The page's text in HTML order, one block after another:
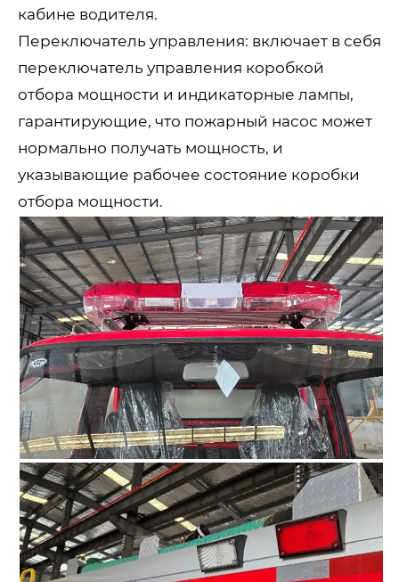
кабине водителя.
Переключатель управления: включает в себя
переключатель управления коробкой
отбора мощности и индикаторные лампы,
гарантирующие, что пожарный насос может
нормально получать мощность, и
указывающие рабочее состояние коробки
отбора мощности.